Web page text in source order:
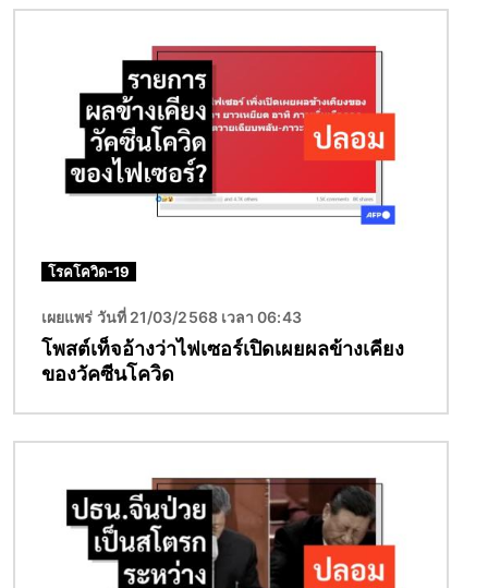
โรคโควิด-19
เผยแพร่ วันที่ 21/03/2568 เวลา 06:43
โพสต์เท็จอ้างว่าไฟเซอร์เปิดเผยผลข้างเคียง
ของวัคซีนโควิด